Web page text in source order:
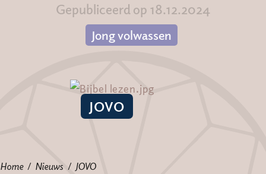
Gepubliceerd op 18.12.2024
Jong volwassen
JOVO
Home Nieuws JOVO